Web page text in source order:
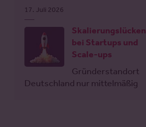
17. Juli 2026
Skalierungslücken
bei Startups und
Scale-ups
Gründerstandort
Deutschland nur mittelmäßig